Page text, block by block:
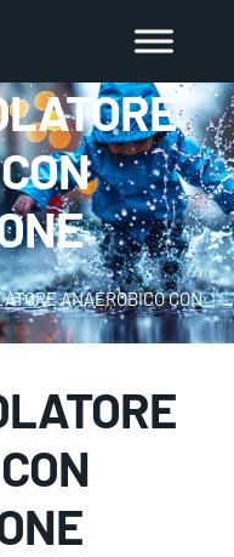
ANAEROBICO CON